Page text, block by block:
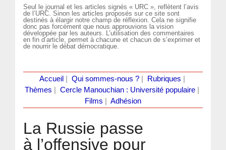
Seul le journal et les articles signés « URC », reflètent l’avis
de l’URC. Sinon les articles proposés sur ce site sont
destinés à élargir notre champ de réflexion. Cela ne signifie
donc pas forcément que nous approuvions la vision
développée par les auteurs. L’utilisation des commentaires
en fin d’article, permet à chacune et chacun de s’exprimer et
de nourrir le débat démocratique.
Accueil Qui sommes-nous ?| Rubriques
Thèmes
Cercle Manouchian : Université populaire
Films
Adhésion
La Russie passe
à l’offensive pour